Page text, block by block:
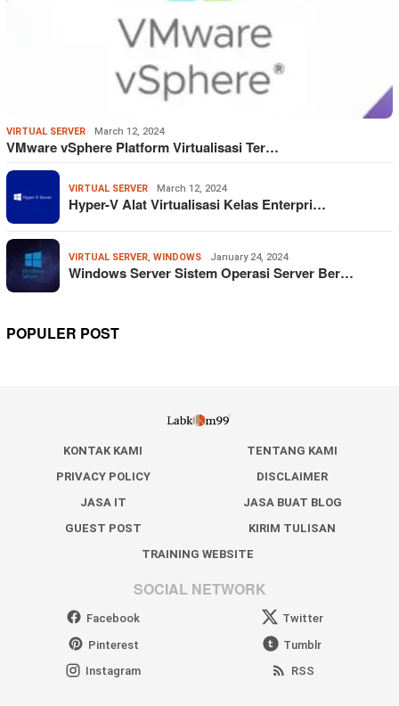
VIRTUAL SERVER March 12, 2024
VMware vSphere Platform Virtualisasi Ter…
VIRTUAL SERVER March 12, 2024
Hyper-V Alat Virtualisasi Kelas Enterpri…
VIRTUAL SERVER, WINDOWS January 24, 2024
Windows Server Sistem Operasi Server Ber…
POPULER POST
KONTAK KAMI
TENTANG KAMI
PRIVACY POLICY
DISCLAIMER
JASA IT
JASA BUAT BLOG
GUEST POST
KIRIM TULISAN
TRAINING WEBSITE
SOCIAL NETWORK
Facebook
Twitter
Pinterest
Tumblr
Instagram
RSS